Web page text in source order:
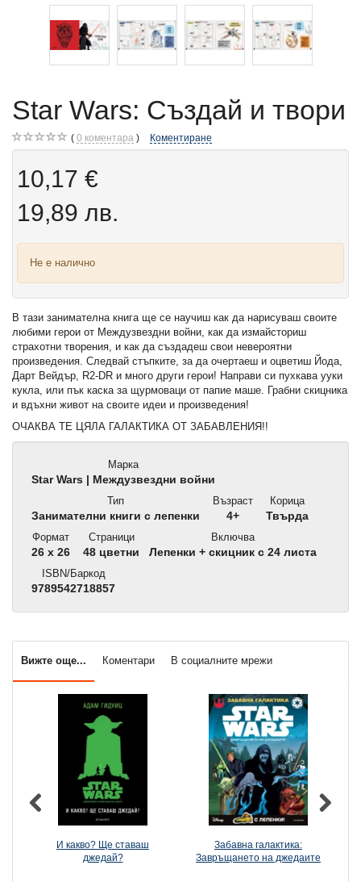
Star Wars: Създай и твори
0 коментара Коментиране
10,17 €
19,89 лв.
Не е налично
В тази занимателна книга ще се научиш как да нарисуваш своите
любими герои от Междузвездни войни, как да измайсториш
страхотни творения, и как да създадеш свои невероятни
произведения. Следвай стъпките, за да очертаеш и оцветиш Йода,
Дарт Вейдър, R2-DR и много други герои! Направи си пухкава ууки
кукла, или пък каска за щурмоваци от папие маше. Грабни скицника
и вдъхни живот на своите идеи и произведения!
ОЧАКВА ТЕ ЦЯЛА ГАЛАКТИКА ОТ ЗАБАВЛЕНИЯ!!
Марка
Star Wars | Междузвездни войни
Тип
Занимателни книги с лепенки
Възраст
4+
Корица
Твърда
Формат
26 x 26
Страници
48 цветни
Включва
Лепенки + скицник с 24 листа
ISBN/Баркод
9789542718857
Вижте още... Коментари В социалните мрежи
И какво? Ще ставаш
джедай?
Забавна галактика:
Завръщането на джедаите